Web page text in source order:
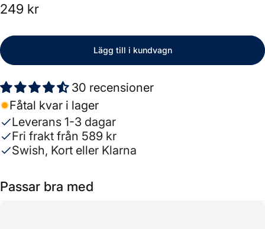
249 kr
Lägg till i kundvagn
30 recensioner
Fåtal kvar i lager
Leverans 1-3 dagar
Fri frakt från 589 kr
Swish, Kort eller Klarna
Passar bra med